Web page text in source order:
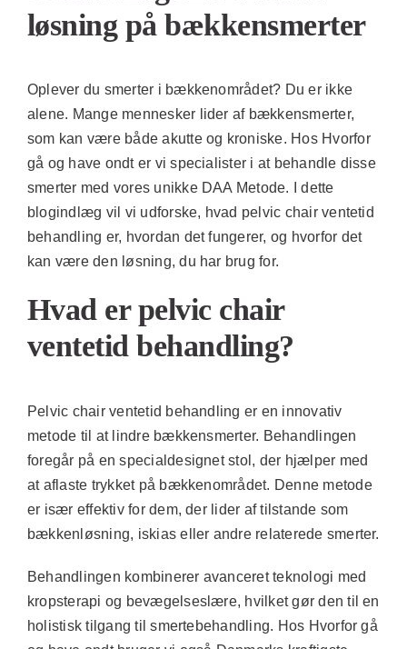
løsning på bækkensmerter
Oplever du smerter i bækkenområdet? Du er ikke
alene. Mange mennesker lider af bækkensmerter,
som kan være både akutte og kroniske. Hos Hvorfor
gå og have ondter vi specialister i at behandle disse
smerter med vores unikke DAA Metode. I dette
blogindlæg vil vi udforske, hvad pelvic chair ventetid
behandling er, hvordan det fungerer, og hvorfor det
kan være den løsning, du har brug for.
Hvad er pelvic chair
ventetid behandling?
Pelvic chair ventetid behandling er en innovativ
metode til at lindre bækkensmerter. Behandlingen
foregår på en specialdesignet stol, der hjælper med
at aflaste trykket på bækkenområdet. Denne metode
er især effektiv for dem, der lider af tilstande som
bækkenløsning, iskias eller andre relaterede smerter.
Behandlingen kombinerer avanceret teknologi med
kropsterapi og bevægelseslære, hvilket gør den til en
holistisk tilgang til smertebehandling. Hos Hvorfor gå